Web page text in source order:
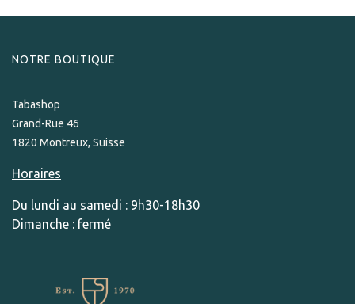
NOTRE BOUTIQUE
Tabashop
Grand-Rue 46
1820 Montreux, Suisse
Horaires
Du lundi au samedi : 9h30-18h30
Dimanche : fermé